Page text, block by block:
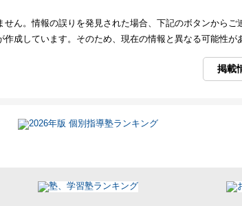
ん。情報の誤りを発見された場合、下記のボタンからご
成しています。そのため、現在の情報と異なる可能性が
掲載